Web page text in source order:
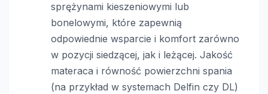
sprężynami kieszeniowymi lub
bonelowymi, które zapewnią
odpowiednie wsparcie i komfort zarówno
w pozycji siedzącej, jak i leżącej. Jakość
materaca i równość powierzchni spania
(na przykład w systemach Delfin czy DL)